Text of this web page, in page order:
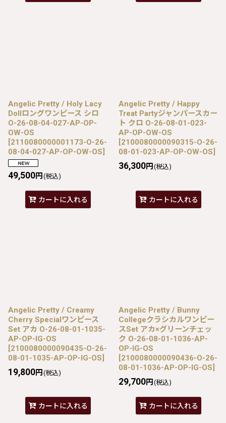
Angelic Pretty / Holy Lacy
Dollロングワンピース シロ
O-26-08-04-027-AP-OP-
OW-OS
[2110080000001173-O-26-
08-04-027-AP-OP-OW-OS]
49,500円 (税込)
カートに入れる
Angelic Pretty / Happy
Treat Partyジャンパースカー
ト クロ O-26-08-01-023-
AP-OP-OW-OS
[2100080000090315-O-26-
08-01-023-AP-OP-OW-OS]
36,300円 (税込)
カートに入れる
Angelic Pretty / Creamy
Cherry Specialワンピース
Set アカ O-26-08-01-1035-
AP-OP-IG-OS
[2100080000090435-O-26-
08-01-1035-AP-OP-IG-OS]
19,800円 (税込)
カートに入れる
Angelic Pretty / Bunny
Collegeクラシカルワンピー
スSet アカ×グリーンチェッ
ク O-26-08-01-1036-AP-
OP-IG-OS
[2100080000090436-O-26-
08-01-1036-AP-OP-IG-OS]
29,700円 (税込)
カートに入れる